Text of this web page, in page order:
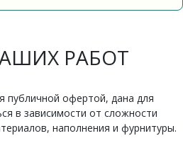
РАБОТ
публичной офертой, дана для
в зависимости от сложности
наполнения и фурнитуры.